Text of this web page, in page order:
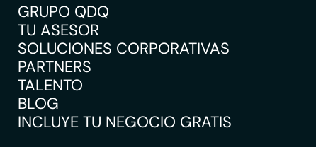
GRUPO QDQ
TU ASESOR
SOLUCIONES CORPORATIVAS
PARTNERS
TALENTO
BLOG
INCLUYE TU NEGOCIO GRATIS